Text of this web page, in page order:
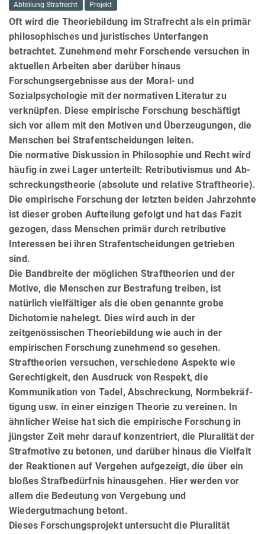
Abteilung Strafrecht Projekt
Oft wird die Theoriebildung im Strafrecht als ein primär
philosophisches und juristisches Unterfangen
betrachtet. Zunehmend mehr Forschende versuchen in
aktuellen Arbeiten aber darüber hinaus
Forschungsergebnisse aus der Moral- und
Sozialpsychologie mit der normativen Literatur zu
verknüpfen. Diese empirische Forschung beschäftigt
sich vor allem mit den Motiven und Überzeugungen, die
Menschen bei Strafentscheidungen leiten.
Die normative Diskussion in Philosophie und Recht wird
häufig in zwei Lager unterteilt: Retributivismus und Ab­
schreckungstheorie (absolute und relative Straftheorie).
Die empirische Forschung der letzten beiden Jahrzehnte
ist dieser groben Aufteilung gefolgt und hat das Fazit
gezogen, dass Menschen primär durch retributive
Interessen bei ihren Strafentscheidungen getrieben
sind.
Die Bandbreite der möglichen Straftheorien und der
Motive, die Menschen zur Bestrafung treiben, ist
natürlich viel­fäl­tiger als die oben genannte grobe
Dichotomie nahelegt. Dies wird auch in der
zeitgenössischen Theorie­bil­dung wie auch in der
empirischen Forschung zunehmend so gesehen.
Straftheorien versuchen, verschiedene Aspekte wie
Gerechtigkeit, den Ausdruck von Respekt, die
Kommunikation von Tadel, Abschreckung, Norm­bekräf­
ti­gung usw. in einer einzigen Theorie zu vereinen. In
ähnlicher Weise hat sich die empirische Forschung in
jüngster Zeit mehr darauf konzentriert, die Pluralität der
Strafmotive zu betonen, und darüber hinaus die Vielfalt
der Reak­ti­o­nen auf Vergehe­n aufgezeigt, die über ein
bloßes Strafbedürfnis hinausgehen. Hier werden vor
allem die Be­deu­tung von Vergebung und
Wiedergutmachung betont.
Dieses Forschungsprojekt untersucht die Pluralität